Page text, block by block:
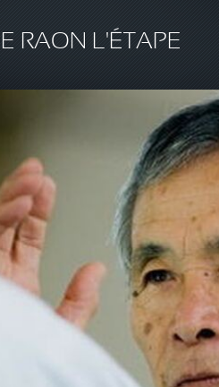
RAON L'ÉTAPE